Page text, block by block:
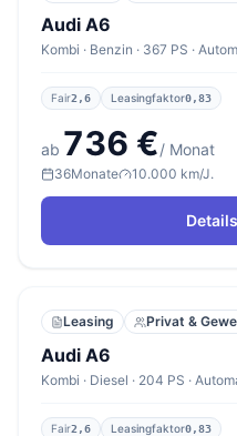
Audi A6
Kombi · Benzin · 367 PS ·
Fair2,6 Leasingfaktor0,83
ab 736 €/ Monat
36Monate 10.000 km/J.
Leasing Privat &
Audi A6
Kombi · Diesel · 204 PS ·
Fair2,6 Leasingfaktor0,83